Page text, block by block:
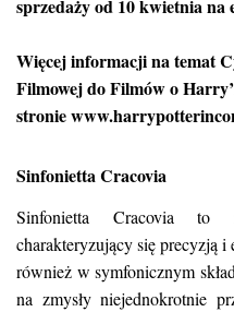
sprzedaży od 10 kwietnia na
Więcej informacji na temat
Filmowej do Filmów o
stronie
Sinfonietta Cracovia
Sinfonietta Cracovia to
charakteryzujący się precyzją i
również w symfonicznym
na zmysły niejednokrotnie